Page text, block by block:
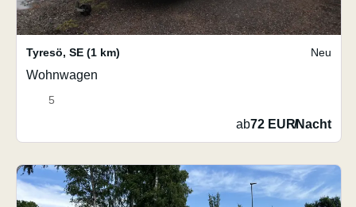
Tyresö, SE (1 km) Neu
Wohnwagen
5
ab72 EUR/Nacht